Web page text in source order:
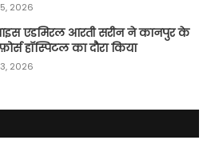
2026
एडमिरल आरती सरीन ने कानपुर के
हॉस्पिटल का दौरा किया
2026